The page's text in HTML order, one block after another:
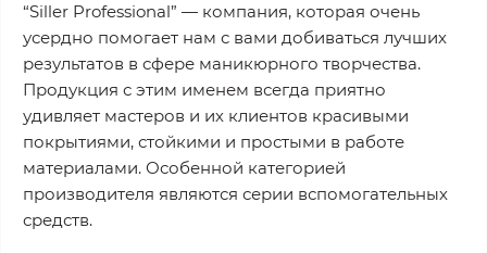
“Siller Professional” — компания, которая очень
усердно помогает нам с вами добиваться лучших
результатов в сфере маникюрного творчества.
Продукция с этим именем всегда приятно
удивляет мастеров и их клиентов красивыми
покрытиями, стойкими и простыми в работе
материалами. Особенной категорией
производителя являются серии вспомогательных
средств.